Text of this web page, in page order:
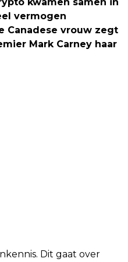
vermogen
Canadese vrouw zegt
Mark Carney haar
Dit gaat over